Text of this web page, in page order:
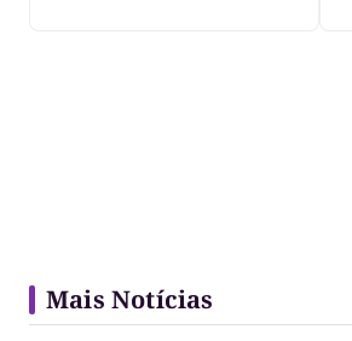
Mais Notícias